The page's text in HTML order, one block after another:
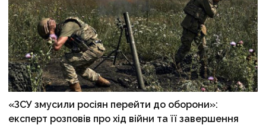
«ЗСУ змусили росіян перейти до оборони»:
експерт розповів про хід війни та її завершення